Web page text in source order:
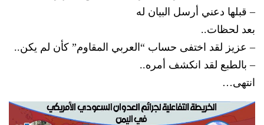
– قبلها دعني أرسل البيان له
بعد لحظات..
– عزيز لقد اختفى حساب “العربي المقاوم” كأن لم يكن..
– بالطبع لقد انكشف أمره..
انتهى…